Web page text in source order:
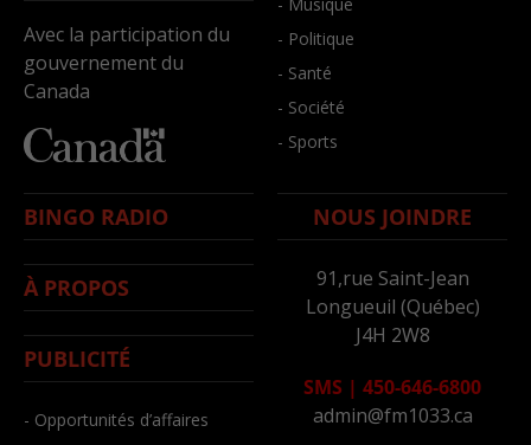
Avec la participation du
gouvernement du
Canada
- Politique
- Santé
- Société
- Sports
BINGO RADIO
À PROPOS
PUBLICITÉ
- Opportunités d’affaires
NOUS JOINDRE
91,rue Saint-Jean
Longueuil (Québec)
J4H 2W8
SMS | 450-646-6800
admin@fm1033.ca